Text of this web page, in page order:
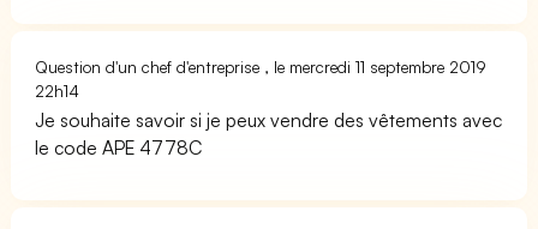
Question d'un chef d'entreprise , le mercredi 11 septembre 2019
22h14
Je souhaite savoir si je peux vendre des vêtements avec
le code APE 4778C